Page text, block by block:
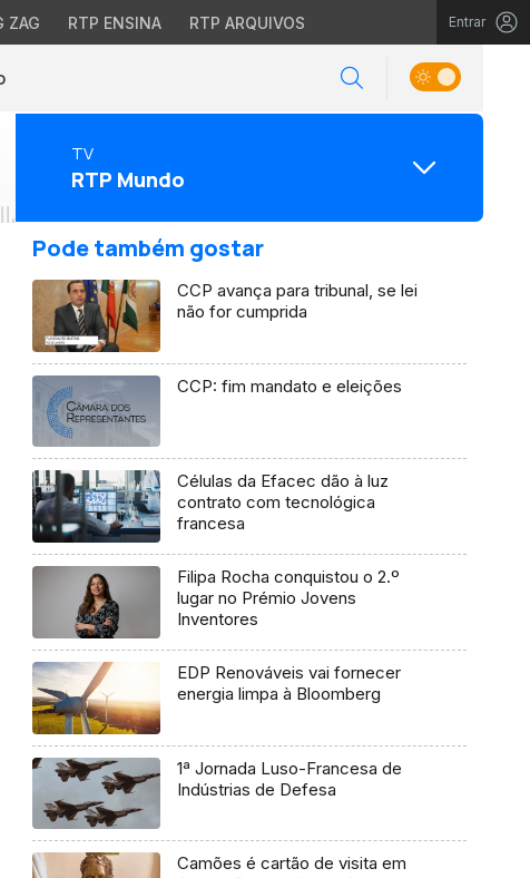
ZAG RTP ENSINA RTP ARQUIVOS Entrar
TV
RTP Mundo
Pode também gostar
CCP avança para tribunal, se lei
não for cumprida
CCP: fim mandato e eleições
Células da Efacec dão à luz
contrato com tecnológica
francesa
Filipa Rocha conquistou o 2.º
lugar no Prémio Jovens
Inventores
EDP Renováveis vai fornecer
energia limpa à Bloomberg
1ª Jornada Luso-Francesa de
Indústrias de Defesa
Camões é cartão de visita em